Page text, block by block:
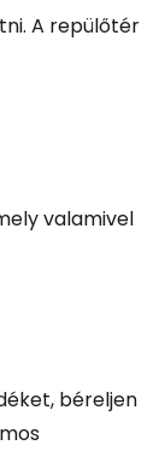
A repülőtér
valamivel
béreljen